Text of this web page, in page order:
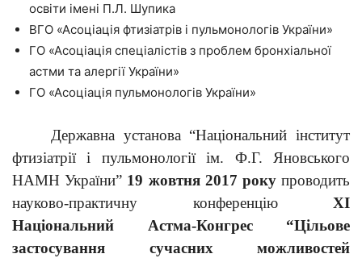
освіти імені П.Л. Шупика
ВГО «Асоціація фтизіатрів і пульмонологів України»
ГО «Асоціація спеціалістів з проблем бронхіальної
астми та алергії України»
ГО «Асоціація пульмонологів України»
Державна установа “Національний інститут
фтизіатрії і пульмонології ім. Ф.Г. Яновського
НАМН України” 19 жовтня 2017 рокупроводить
науково-практичну конференцію XI
Національний Астма-Конгрес “Цільове
застосування сучасних можливостей